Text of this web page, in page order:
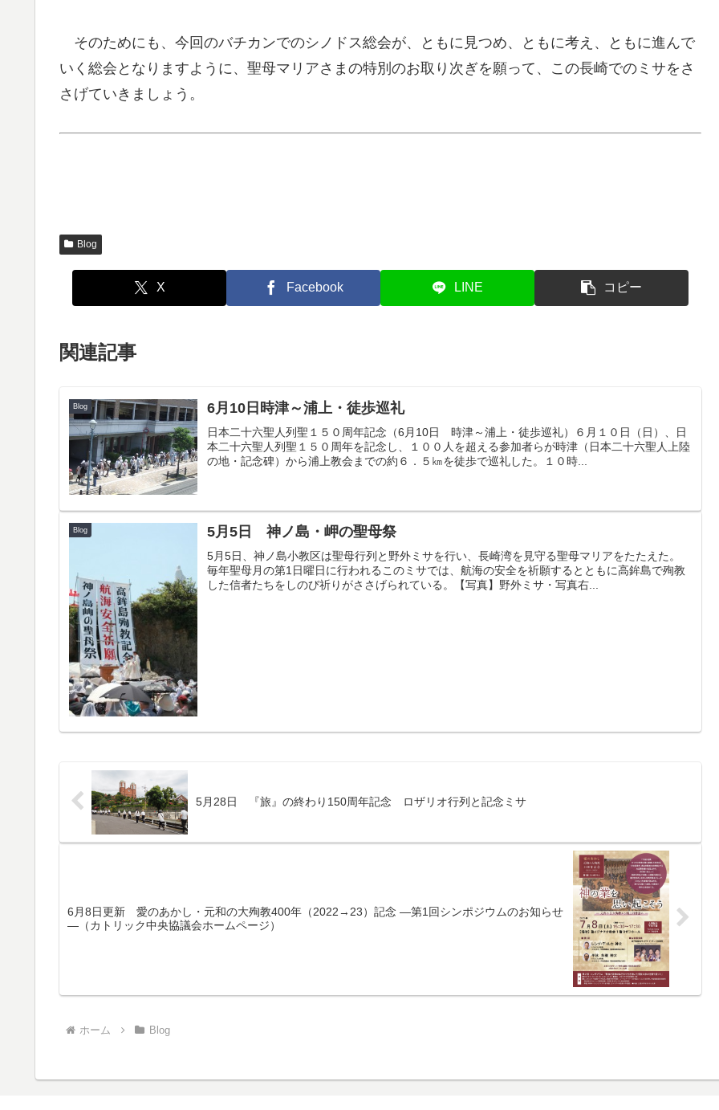
そのためにも、今回のバチカンでのシノドス総会が、ともに見つめ、ともに考え、ともに進んで
いく総会となりますように、聖母マリアさまの特別のお取り次ぎを願って、この長崎でのミサをさ
さげていきましょう。
Blog
X Facebook LINE コピー
関連記事
Blog 6月10日時津～浦上・徒歩巡礼
日本二十六聖人列聖１５０周年記念（6月10日 時津～浦上・徒歩巡礼）６月１０日（日）、日
本二十六聖人列聖１５０周年を記念し、１００人を超える参加者らが時津（日本二十六聖人上陸
の地・記念碑）から浦上教会までの約６．５㎞を徒歩で巡礼した。１０時...
Blog 5月5日 神ノ島・岬の聖母祭
5月5日、神ノ島小教区は聖母行列と野外ミサを行い、長崎湾を見守る聖母マリアをたたえた。
毎年聖母月の第1日曜日に行われるこのミサでは、航海の安全を祈願するとともに高鉾島で殉教
した信者たちをしのび祈りがささげられている。【写真】野外ミサ・写真右...
5月28日 『旅』の終わり150周年記念 ロザリオ行列と記念ミサ
6月8日更新 愛のあかし・元和の大殉教400年（2022→23）記念 ―第1回シンポジウムのお知らせ
―（カトリック中央協議会ホームページ）
ホーム Blog